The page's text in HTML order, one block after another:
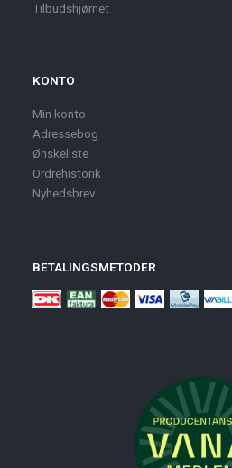
Tilbudshjørnet
KONTO
Min konto
Adressebog
Ønskeliste
Ordrehistorik
Nyhedsbrev
BETALINGSMETODER